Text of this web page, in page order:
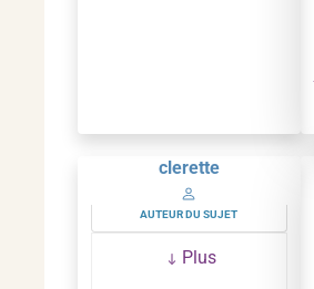
clerette
AUTEUR DU SUJET
Plus